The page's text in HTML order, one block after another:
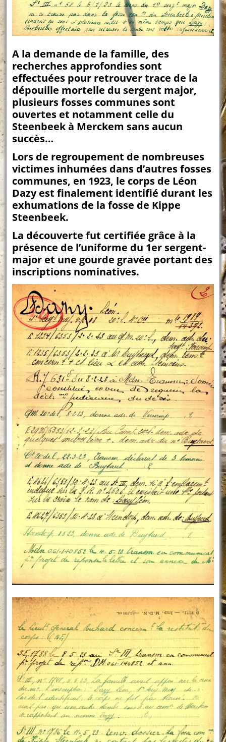
A la demande de la famille, des
recherches approfondies sont
effectuées pour retrouver trace de la
dépouille mortelle du sergent major,
plusieurs fosses communes sont
ouvertes et notamment celle du
Steenbeek à Merckem sans aucun
succès…
Lors de regroupement de nombreuses
victimes inhumées dans d’autres fosses
communes, en 1923, le corps de Léon
Dazy est finalement identifié durant les
exhumations de la fosse de Kippe
Steenbeek.
La découverte fut certifiée grâce à la
présence de l’uniforme du 1er sergent-
major et une gourde gravée portant des
inscriptions nominatives.